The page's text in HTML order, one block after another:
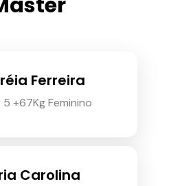
Ferreira
+67Kg Feminino
Carolina